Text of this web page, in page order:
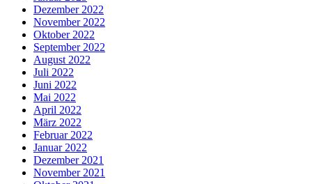
Dezember 2022
November 2022
Oktober 2022
September 2022
August 2022
Juli 2022
Juni 2022
Mai 2022
April 2022
März 2022
Februar 2022
Januar 2022
Dezember 2021
November 2021